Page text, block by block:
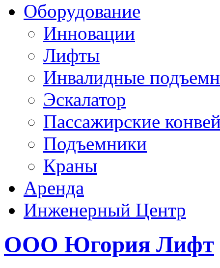
Оборудование
Инновации
Лифты
Инвалидные
Эскалатор
Пассажирские
Подъемники
Краны
Аренда
Инженерный Центр
ООО Югория Лифт